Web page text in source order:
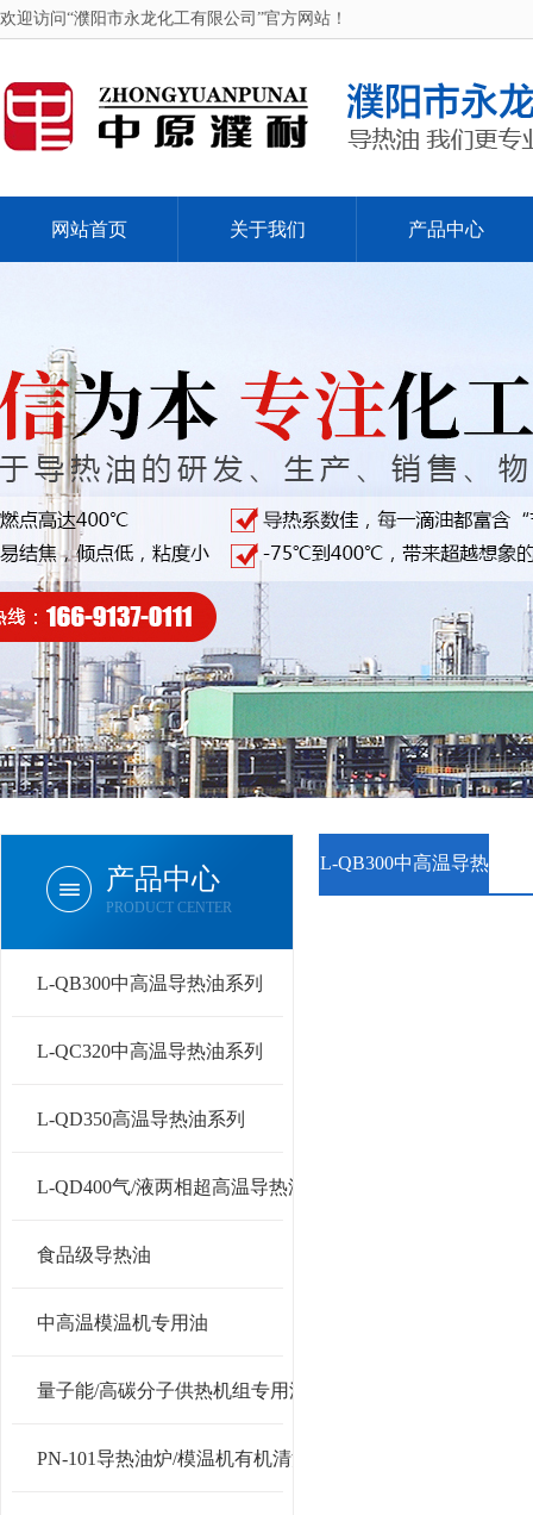
欢迎访问“濮阳市永龙化工有限公司”官方网站！
网站首页 关于我们 产品中心
产品中心
PRODUCT CENTER
L-QB300中高温导热油系列
L-QC320中高温导热油系列
L-QD350高温导热油系列
L-QD400气/液两相超高温导热油
食品级导热油
中高温模温机专用油
量子能/高碳分子供热机组专用油
PN-101导热油炉/模温机有机清洗剂
L-QB300中高温导热